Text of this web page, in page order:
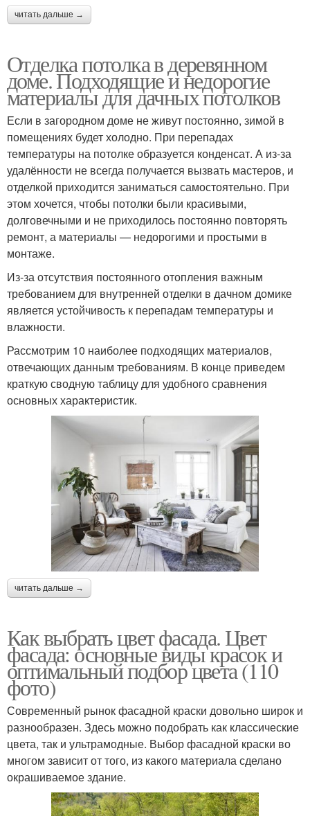
читать дальше →
Отделка потолка в деревянном
доме. Подходящие и недорогие
материалы для дачных потолков
Если в загородном доме не живут постоянно, зимой в
помещениях будет холодно. При перепадах
температуры на потолке образуется конденсат. А из-за
удалённости не всегда получается вызвать мастеров, и
отделкой приходится заниматься самостоятельно. При
этом хочется, чтобы потолки были красивыми,
долговечными и не приходилось постоянно повторять
ремонт, а материалы — недорогими и простыми в
монтаже.
Из-за отсутствия постоянного отопления важным
требованием для внутренней отделки в дачном домике
является устойчивость к перепадам температуры и
влажности.
Рассмотрим 10 наиболее подходящих материалов,
отвечающих данным требованиям. В конце приведем
краткую сводную таблицу для удобного сравнения
основных характеристик.
читать дальше →
Как выбрать цвет фасада. Цвет
фасада: основные виды красок и
оптимальный подбор цвета (110
фото)
Современный рынок фасадной краски довольно широк и
разнообразен. Здесь можно подобрать как классические
цвета, так и ультрамодные. Выбор фасадной краски во
многом зависит от того, из какого материала сделано
окрашиваемое здание.